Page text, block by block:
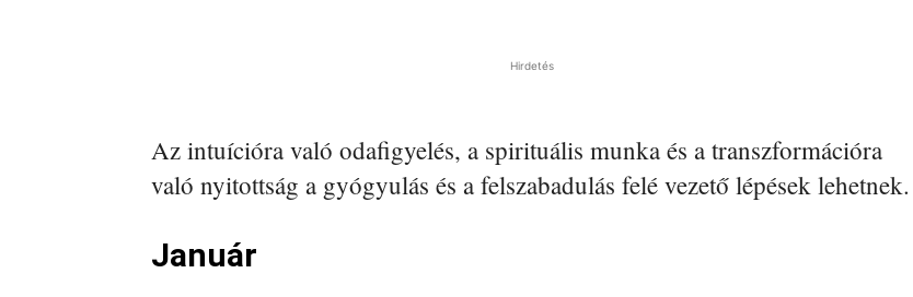
Hirdetés
Az intuícióra való odafigyelés, a spirituális munka és a transzformációra
való nyitottság a gyógyulás és a felszabadulás felé vezető lépések lehetnek.
Január